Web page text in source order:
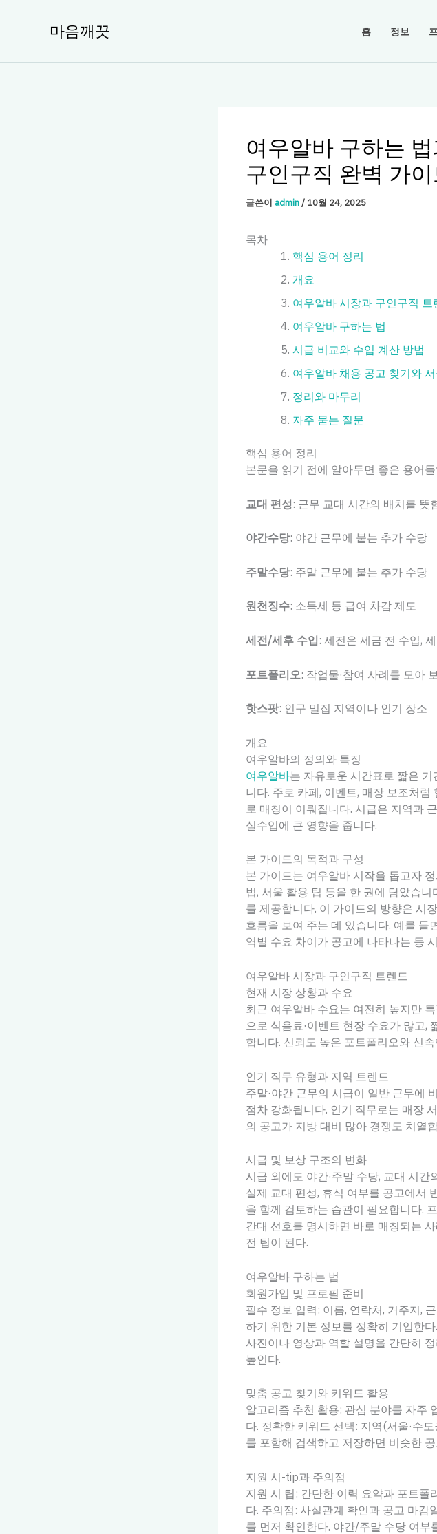
마음깨끗 홈 정보
여우알바 구하는
구인구직 완벽 가
글쓴이 admin/ 10월 24, 2025
목차
핵심 용어 정리
개요
여우알바 시장과 구인구직 트
여우알바 구하는 법
시급 비교와 수입 계산 방법
여우알바 채용 공고 찾기와
정리와 마무리
자주 묻는 질문
핵심 용어 정리
본문을 읽기 전에 알아두면 좋은 용어
교대 편성: 근무 교대 시간의 배치를 뜻
야간수당: 야간 근무에 붙는 추가 수당
주말수당: 주말 근무에 붙는 추가 수당
원천징수: 소득세 등 급여 차감 제도
세전/세후 수입: 세전은 세금 전 수입,
포트폴리오: 작업물·참여 사례를 모아
핫스팟: 인구 밀집 지역이나 인기 장소
개요
여우알바의 정의와 특징
여우알바는 자유로운 시간표로 짧은
니다. 주로 카페, 이벤트, 매장 보조처
로 매칭이 이뤄집니다. 시급은 지역과
실수입에 큰 영향을 줍니다.
본 가이드의 목적과 구성
본 가이드는 여우알바 시작을 돕고자
법, 서울 활용 팁 등을 한 권에 담았습
를 제공합니다. 이 가이드의 방향은 시
흐름을 보여 주는 데 있습니다. 예를 들
역별 수요 차이가 공고에 나타나는 등
여우알바 시장과 구인구직 트렌드
현재 시장 상황과 수요
최근 여우알바 수요는 여전히 높지만
으로 식음료·이벤트 현장 수요가 많고,
합니다. 신뢰도 높은 포트폴리오와 신
인기 직무 유형과 지역 트렌드
주말·야간 근무의 시급이 일반 근무에
점차 강화됩니다. 인기 직무로는 매장
의 공고가 지방 대비 많아 경쟁도 치열
시급 및 보상 구조의 변화
시급 외에도 야간·주말 수당, 교대 시
실제 교대 편성, 휴식 여부를 공고에서
을 함께 검토하는 습관이 필요합니다.
간대 선호를 명시하면 바로 매칭되는
전 팁이 된다.
여우알바 구하는 법
회원가입 및 프로필 준비
필수 정보 입력: 이름, 연락처, 거주지,
하기 위한 기본 정보를 정확히 기입한
사진이나 영상과 역할 설명을 간단히
높인다.
맞춤 공고 찾기와 키워드 활용
알고리즘 추천 활용: 관심 분야를 자주
다. 정확한 키워드 선택: 지역(서울·수
를 포함해 검색하고 저장하면 비슷한
지원 시-tip과 주의점
지원 시 팁: 간단한 이력 요약과 포트
다. 주의점: 사실관계 확인과 공고 마감
를 먼저 확인한다. 야간/주말 수당 여